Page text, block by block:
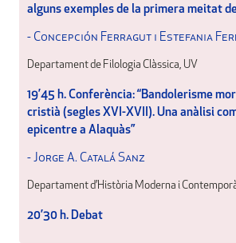
alguns exemples de la primera meitat
- Concepción Ferragut i Estefania
Departament de Filologia Clàssica, UV
19’45 h. Conferència: “Bandolerisme
cristià (segles XVI-XVII). Una anàlisi
epicentre a Alaquàs”
- Jorge A. Catalá Sanz
Departament d’Història Moderna i
20’30 h. Debat